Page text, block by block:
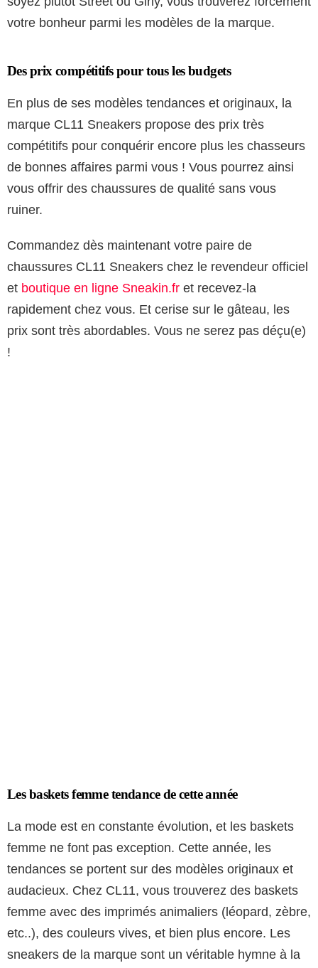
votre bonheur parmi les modèles de la marque.
Des prix compétitifs pour tous les budgets
En plus de ses modèles tendances et originaux, la
marque CL11 Sneakers propose des prix très
compétitifs pour conquérir encore plus les chasseurs
de bonnes affaires parmi vous ! Vous pourrez ainsi
vous offrir des chaussures de qualité sans vous
ruiner.
Commandez dès maintenant votre paire de
chaussures CL11 Sneakers chez le revendeur officiel
et boutique en ligne Sneakin.fr et recevez-la
rapidement chez vous. Et cerise sur le gâteau, les
prix sont très abordables. Vous ne serez pas déçu(e)
!
Les baskets femme tendance de cette année
La mode est en constante évolution, et les baskets
femme ne font pas exception. Cette année, les
tendances se portent sur des modèles originaux et
audacieux. Chez CL11, vous trouverez des baskets
femme avec des imprimés animaliers (léopard, zèbre,
etc..), des couleurs vives, et bien plus encore. Les
sneakers de la marque sont un véritable hymne à la